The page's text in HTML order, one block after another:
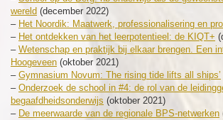
wereld (december 2022)
– Het Noordik: Maatwerk, professionalisering en
– Het ontdekken van het leerpotentieel: de KIQT+
– Wetenschap en praktijk bij elkaar brengen. Een
Hoogeveen (oktober 2021)
– Gymnasium Novum: The rising tide lifts all ships’
– Onderzoek de school in #4: de rol van de
begaafdheidsonderwijs (oktober 2021)
– De meerwaarde van de regionale BPS-netwerken